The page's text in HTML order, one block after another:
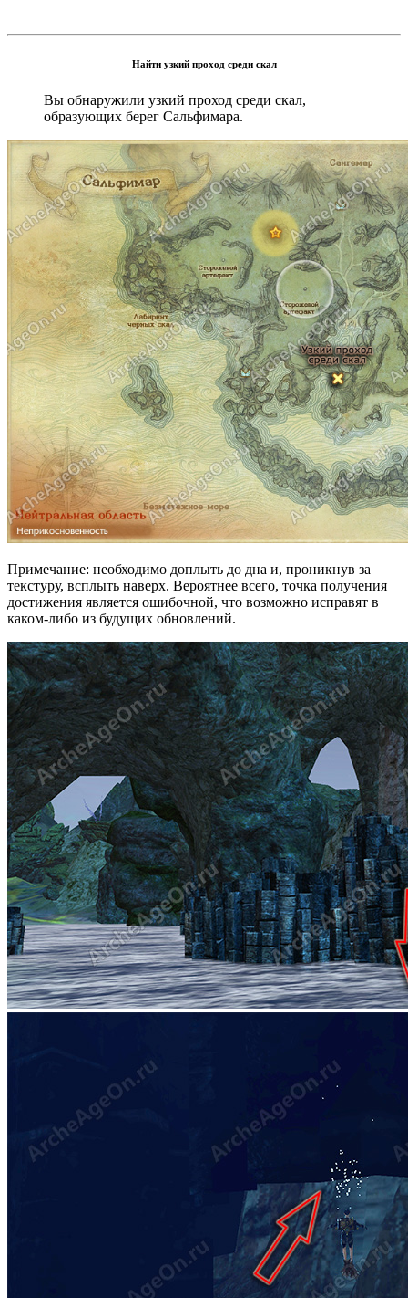
Найти узкий проход среди скал
Вы обнаружили узкий проход среди скал,
образующих берег Сальфимара.
Примечание: необходимо доплыть до дна и, проникнув за
текстуру, всплыть наверх. Вероятнее всего, точка получения
достижения является ошибочной, что возможно исправят в
каком-либо из будущих обновлений.